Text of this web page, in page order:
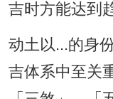
吉时方能达到
动土以...的身
吉体系中至关